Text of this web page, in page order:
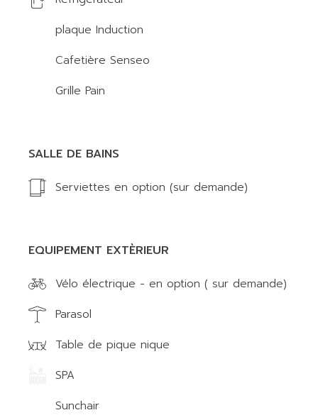
plaque Induction
Cafetière Senseo
Grille Pain
SALLE DE BAINS
Serviettes en option (sur demande)
EQUIPEMENT EXTÈRIEUR
Vélo électrique - en option ( sur demande)
Parasol
Table de pique nique
SPA
Sunchair